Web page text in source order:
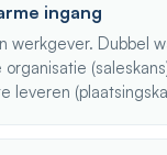
ingang
werkgever. Dubbel
leveren